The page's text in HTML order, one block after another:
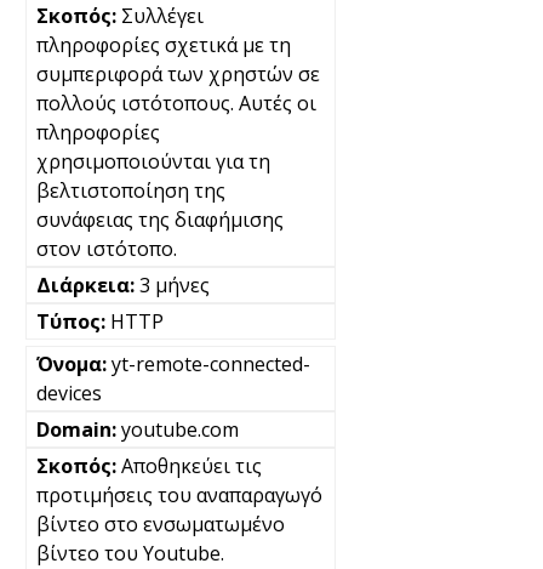
Συλλέγει
πληροφορίες σχετικά με τη
συμπεριφορά των χρηστών σε
πολλούς ιστότοπους. Αυτές οι
πληροφορίες
χρησιμοποιούνται για τη
βελτιστοποίηση της
συνάφειας της διαφήμισης
στον ιστότοπο.
3 μήνες
HTTP
yt-remote-connected-
devices
youtube.com
Αποθηκεύει τις
προτιμήσεις του αναπαραγωγό
βίντεο στο ενσωματωμένο
βίντεο του Youtube.